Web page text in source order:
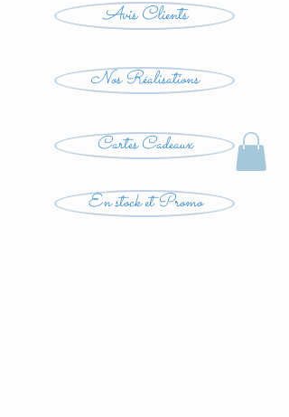
Avis Clients
Nos Réalisations
Cartes Cadeaux
En stock et Promo